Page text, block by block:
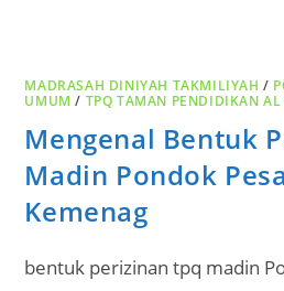
MADRASAH DINIYAH TAKMILIYAH /
UMUM / TPQ TAMAN PENDIDIKAN
Mengenal Bentuk
Madin Pondok
Kemenag
bentuk perizinan tpq madin